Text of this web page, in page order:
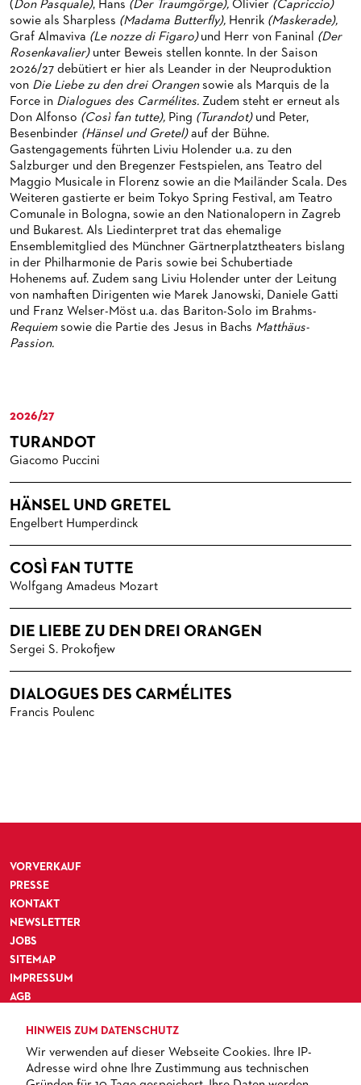
HAPPY NEW EARS
FÜHRUNGEN EXKLUSIV FÜR ABONNENT*INNEN
FRIEDMAN IN DER OPER
SNEAK IN
MUSEUMSUFERFEST 2026
BRÜCHE – DEMORKATIE IN ZEITEN IHRER REGRESSION
SILVESTERFEIER
FÜR ERWACHSENE
FÜR KITAS UND SCHULEN
PRODUKTIONS­TEAMS
DIRIGENTEN / REPETITOREN
OPERNSTUDIO
THEATERLEITUNG
KÜNSTLERISCHER BETRIEB OPER
STÄDTISCHE BÜHNEN FRANKFURT GMBH
ORCHESTER
DAS FRANKFURTER OPERN- UND MUSEUMS­ORCHESTER
GENERAL­MUSIKDIREKTOR
MITGLIEDER DES ORCHESTERS
PAUL-HINDEMITH-ORCHESTER­AKADEMIE
CHOR
KINDERCHOR
PRESSE
KONTAKT
PRESSE­MITTEILUNGEN
PRESSE­STIMMEN
NEWS
UMBESETZUNGEN
KOSTÜMPODCAST
CD / DVD-SERIE DER OPER FRANKFURT
SERVICE
FÜR STUDIERENDE
NEWSLETTER
FANSHOP
PUBLIKATIONEN
VERMIETUNGEN
MEDIADATEN
ZUKUNFT UND HISTORIE DER STÄDTISCHEN BÜHNEN
ÜBERSICHT SERIEN
ABONNEMENT-BEDINGUNGEN / INFORMATION
KONTAKT ABO-SERVICE
OPERN-ABOS: GÜNSTIG, FLEXIBEL, EXKLUSIV
PATRONATSVEREIN
OPERNGALA
PARTNER UND SPENDEN
UNSERE PARTNER
PARTNER­ WERDEN
SPENDEN
OPERNGALA
(Don Pasquale), Hans (Der Traumgörge), Olivier (Capriccio)
sowie als Sharpless (Madama Butterfly), Henrik (Maskerade),
Graf Almaviva (Le nozze di Figaro)und Herr von Faninal
(Der
Rosenkavalier) unter Beweis stellen konnte. In der Saison
2026/27 debütiert er hier als Leander in der Neuproduktion
von Die Liebe zu den drei Orangensowie als Marquis de la
Force in Dialogues des Carmélites. Zudem steht er erneut als
Don Alfonso (Così fan tutte), Ping (Turandot)und Peter,
Besenbinder (Hänsel und Gretel)auf der Bühne.
Gastengagements führten Liviu Holender u.a. zu den
Salzburger und den Bregenzer Festspielen, ans Teatro del
Maggio Musicale in Florenz sowie an die Mailänder Scala. Des
Weiteren gastierte er beim Tokyo Spring Festival, am Teatro
Comunale in Bologna, sowie an den Nationalopern in Zagreb
und Bukarest. Als Liedinterpret trat das ehemalige
Ensemblemitglied des Münchner Gärtnerplatztheaters bislang
in der Philharmonie de Paris sowie bei Schubertiade
Hohenems auf. Zudem sang Liviu Holender unter der Leitung
von namhaften Dirigenten wie Marek Janowski, Daniele Gatti
und Franz Welser-Möst u.a. das Bariton-Solo im Brahms-
Requiem sowie die Partie des Jesus in Bachs Matthäus-
Passion.
2026/27
TURANDOT
Giacomo Puccini
HÄNSEL UND GRETEL
Engelbert Humperdinck
COSÌ FAN TUTTE
Wolfgang Amadeus Mozart
DIE LIEBE ZU DEN DREI ORANGEN
Sergei S. Prokofjew
DIALOGUES DES CARMÉLITES
Francis Poulenc
VORVERKAUF
PRESSE
KONTAKT
NEWSLETTER
JOBS
SITEMAP
IMPRESSUM
AGB
BARRIEREFREIHEIT
HINWEIS ZUM DATENSCHUTZ
Wir verwenden auf dieser Webseite Cookies. Ihre IP-
Adresse wird ohne Ihre Zustimmung aus technischen